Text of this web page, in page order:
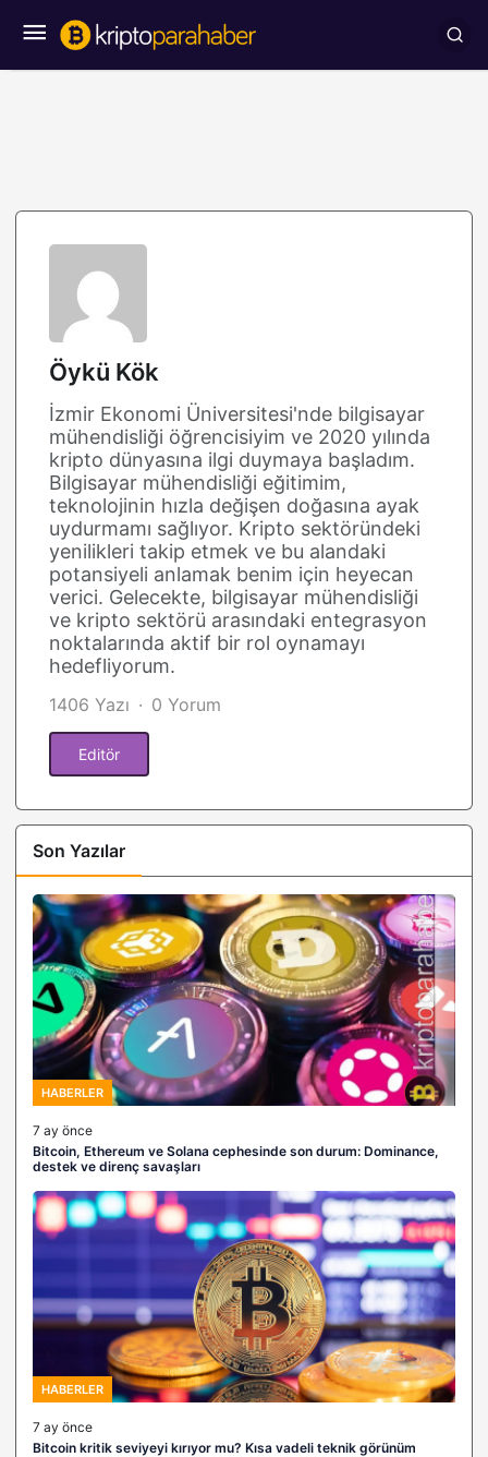
Öykü Kök
İzmir Ekonomi Üniversitesi'nde bilgisayar
mühendisliği öğrencisiyim ve 2020 yılında
kripto dünyasına ilgi duymaya başladım.
Bilgisayar mühendisliği eğitimim,
teknolojinin hızla değişen doğasına ayak
uydurmamı sağlıyor. Kripto sektöründeki
yenilikleri takip etmek ve bu alandaki
potansiyeli anlamak benim için heyecan
verici. Gelecekte, bilgisayar mühendisliği
ve kripto sektörü arasındaki entegrasyon
noktalarında aktif bir rol oynamayı
hedefliyorum.
1406 Yazı 0 Yorum
Editör
Son Yazılar
HABERLER
7 ay önce
Bitcoin, Ethereum ve Solana cephesinde son durum: Dominance,
destek ve direnç savaşları
HABERLER
7 ay önce
Bitcoin kritik seviyeyi kırıyor mu? Kısa vadeli teknik görünüm